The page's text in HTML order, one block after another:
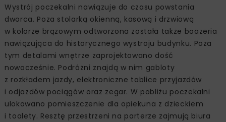
Wystrój poczekalni nawiązuje do czasu powstania
dworca. Poza stolarką okienną, kasową i drzwiową
w kolorze brązowym odtworzona została także boazeria
nawiązująca do historycznego wystroju budynku. Poza
tym detalami wnętrze zaprojektowano dość
nowocześnie. Podróżni znajdą w nim gabloty
z rozkładem jazdy, elektroniczne tablice przyjazdów
i odjazdów pociągów oraz zegar. W pobliżu poczekalni
ulokowano pomieszczenie dla opiekuna z dzieckiem
i toalety. Resztę przestrzeni na parterze zajmują biura